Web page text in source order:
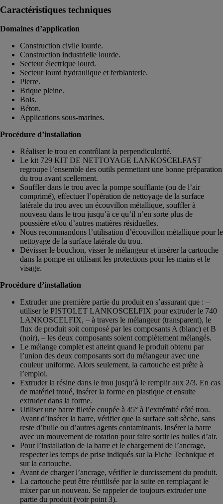
Caractéristiques techniques
Domaines d’application
Construction civile lourde.
Construction industrielle lourde.
Secteur électrique lourd.
Secteur lourd hydraulique et ferblanterie.
Pierre.
Brique pleine.
Bois.
Béton.
Applications sous-marines.
Procédure d’installation
Réaliser le trou en contrôlant la perpendicularité.
Le kit 729 KIT DE NETTOYAGE LANKOSCELFAST
regroupe l’ensemble des outils permettant une bonne préparation
du trou avant scellement.
Souffler dans le trou avec la pompe soufflante (ou de l’air
comprimé), effectuer l’opération de nettoyage de la surface
latérale du trou avec un écouvillon métallique, souffler à
nouveau dans le trou jusqu’à ce qu’il n’en sorte plus de
poussière et/ou d’autres matières résiduelles.
Nous recommandons l’utilisation d’écouvillon métallique pour le
nettoyage de la surface latérale du trou.
Dévisser le bouchon, visser le mélangeur et insérer la cartouche
dans la pompe en utilisant les protections pour les mains et le
visage.
Procédure d’installation
Extruder une première partie du produit en s’assurant que : –
utiliser le PISTOLET LANKOSCELFIX pour extruder le 740
LANKOSCELFIX, – à travers le mélangeur (transparent), le
flux de produit soit composé par les composants A (blanc) et B
(noir), – les deux composants soient complètement mélangés.
Le mélange complet est atteint quand le produit obtenu par
l’union des deux composants sort du mélangeur avec une
couleur uniforme. Alors seulement, la cartouche est prête à
l’emploi.
Extruder la résine dans le trou jusqu’à le remplir aux 2/3. En cas
de matériel troué, insérer la forme en plastique et ensuite
extruder dans la forme.
Utiliser une barre filetée coupée à 45° à l’extrémité côté trou.
Avant d’insérer la barre, vérifier que la surface soit sèche, sans
reste d’huile ou d’autres agents contaminants. Insérer la barre
avec un mouvement de rotation pour faire sortir les bulles d’air.
Pour l’installation de la barre et le chargement de l’ancrage,
respecter les temps de prise indiqués sur la Fiche Technique et
sur la cartouche.
Avant de charger l’ancrage, vérifier le durcissement du produit.
La cartouche peut être réutilisée par la suite en remplaçant le
mixer par un nouveau. Se rappeler de toujours extruder une
partie du produit (voir point 3).